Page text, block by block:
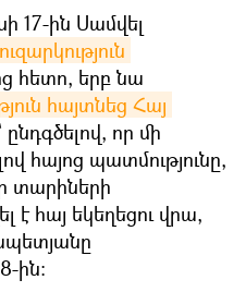
17-ին Սամվել
հետո, երբ նա
հայտնեց Հայ
ընդգծելով, որ մի
հայոց պատմությունը,
տարիների
է հայ եկեղեցու վրա,
ին։